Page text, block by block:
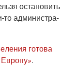
оста­но­вить
то адми­ни­стра­
гото­ва
.